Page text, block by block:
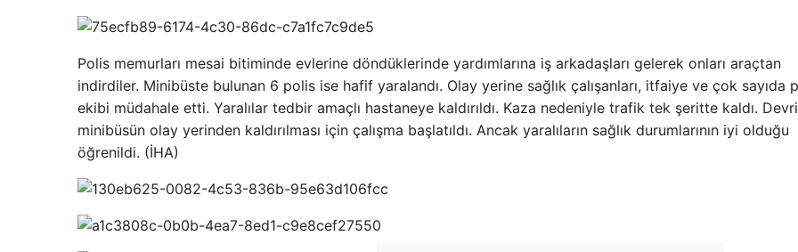
Polis memurları mesai bitiminde evlerine döndüklerinde yardımlarına iş arkadaşları gelerek onları araçtan
indirdiler. Minibüste bulunan 6 polis ise hafif yaralandı. Olay yerine sağlık çalışanları, itfaiye ve çok sayıda
ekibi müdahale etti. Yaralılar tedbir amaçlı hastaneye kaldırıldı. Kaza nedeniyle trafik tek şeritte kaldı.
minibüsün olay yerinden kaldırılması için çalışma başlatıldı. Ancak yaralıların sağlık durumlarının iyi olduğu
öğrenildi. (İHA)